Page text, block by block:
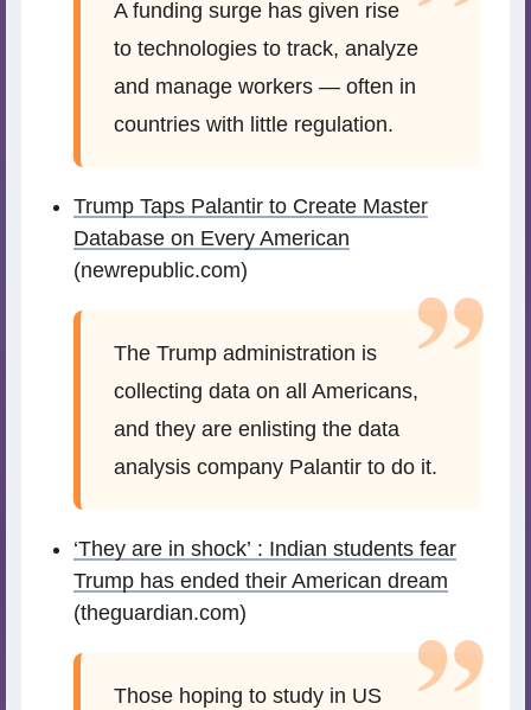
A funding surge has given rise
to technologies to track, analyze
and manage workers — often in
countries with little regulation.
Trump Taps Palantir to Create Master
Database on Every American
(newrepublic.com)
The Trump administration is
collecting data on all Americans,
and they are enlisting the data
analysis company Palantir to do it.
‘They are in shock’ : Indian students fear
Trump has ended their American dream
(theguardian.com)
Those hoping to study in US